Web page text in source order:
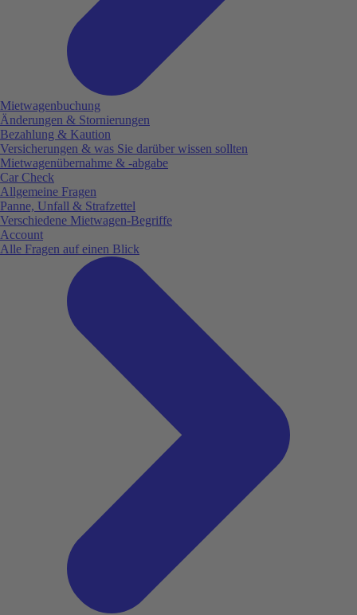
Mietwagenbuchung
Änderungen & Stornierungen
Bezahlung & Kaution
Versicherungen & was Sie darüber wissen sollten
Mietwagenübernahme & -abgabe
Car Check
Allgemeine Fragen
Panne, Unfall & Strafzettel
Verschiedene Mietwagen-Begriffe
Account
Alle Fragen auf einen Blick